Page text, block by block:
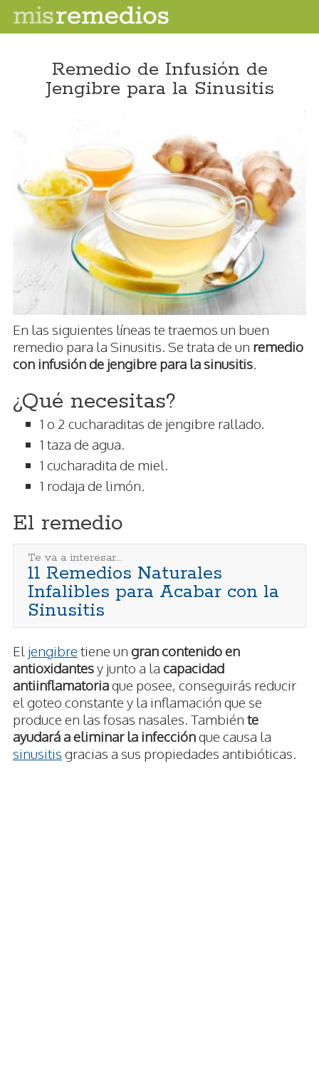
Remedio de Infusión de
Jengibre para la Sinusitis
En las siguientes líneas te traemos un buen
remedio para la Sinusitis. Se trata de un remedio
con infusión de jengibre para la sinusitis.
¿Qué necesitas?
1 o 2 cucharaditas de jengibre rallado.
1 taza de agua.
1 cucharadita de miel.
1 rodaja de limón.
El remedio
Te va a interesar...
11 Remedios Naturales
Infalibles para Acabar con la
Sinusitis
El jengibre tiene un gran contenido en
antioxidantesy junto a la capacidad
antiinflamatoriaque posee, conseguirás reducir
el goteo constante y la inflamación que se
produce en las fosas nasales. También te
ayudará a eliminar la infecciónque causa la
sinusitis gracias a sus propiedades antibióticas.